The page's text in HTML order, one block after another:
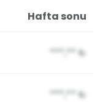
Hafta sonu
***,** ₺
***,** ₺